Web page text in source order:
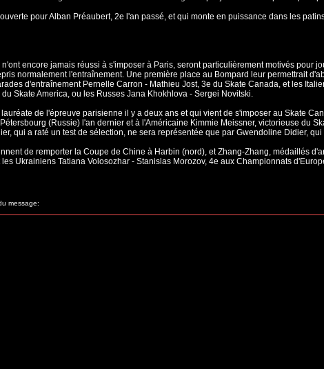
pour Alban Préaubert, 2e l'an passé, et qui monte en puissance dans les
encore jamais réussi à s'imposer à Paris, seront particulièrement motivés pour
normalement l'entraînement. Une première place au Bompard leur permettrait
d'entraînement Pernelle Carron - Mathieu Jost, 3e du Skate Canada, et les
Skate America, ou les Russes Jana Khokhlova - Sergei Novitski.
de l'épreuve parisienne il y a deux ans et qui vient de s'imposer au Skate
(Russie) l'an dernier et à l'Américaine Kimmie Meissner, victorieuse du
qui a raté un test de sélection, ne sera représentée que par Gwendoline Didier,
de remporter la Coupe de Chine à Harbin (nord), et Zhang-Zhang, médaillés
Ukrainiens Tatiana Volosozhar - Stanislas Morozov, 4e aux Championnats
message: